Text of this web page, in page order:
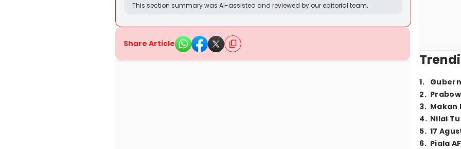
This section summary was AI-assisted and reviewed by our editorial team.
Share Article
1.
2.
3. Makan
4. Nilai
5. 17
6. Piala